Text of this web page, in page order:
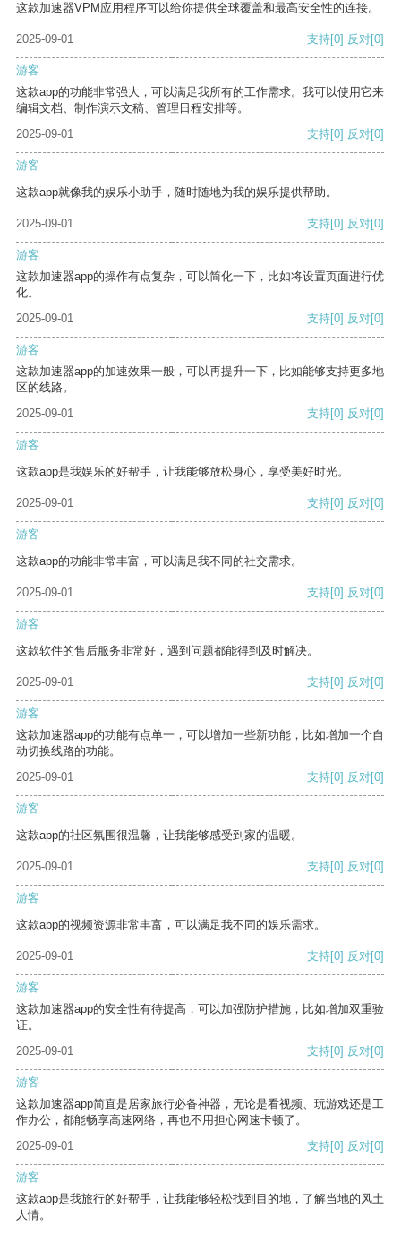
这款加速器VPM应用程序可以给你提供全球覆盖和最高安全性的连接。
2025-09-01 支持[0] 反对[0]
游客
这款app的功能非常强大，可以满足我所有的工作需求。我可以使用它来
编辑文档、制作演示文稿、管理日程安排等。
2025-09-01
支持[0] 反对[0]
游客
这款app就像我的娱乐小助手，随时随地为我的娱乐提供帮助。
2025-09-01 支持[0] 反对[0]
游客
这款加速器app的操作有点复杂，可以简化一下，比如将设置页面进行优
化。
2025-09-01
支持[0] 反对[0]
游客
这款加速器app的加速效果一般，可以再提升一下，比如能够支持更多地
区的线路。
2025-09-01
支持[0] 反对[0]
游客
这款app是我娱乐的好帮手，让我能够放松身心，享受美好时光。
2025-09-01 支持[0] 反对[0]
游客
这款app的功能非常丰富，可以满足我不同的社交需求。
2025-09-01 支持[0] 反对[0]
游客
这款软件的售后服务非常好，遇到问题都能得到及时解决。
2025-09-01 支持[0] 反对[0]
游客
这款加速器app的功能有点单一，可以增加一些新功能，比如增加一个自
动切换线路的功能。
2025-09-01
支持[0] 反对[0]
游客
这款app的社区氛围很温馨，让我能够感受到家的温暖。
2025-09-01 支持[0] 反对[0]
游客
这款app的视频资源非常丰富，可以满足我不同的娱乐需求。
2025-09-01 支持[0] 反对[0]
游客
这款加速器app的安全性有待提高，可以加强防护措施，比如增加双重验
证。
2025-09-01
支持[0] 反对[0]
游客
这款加速器app简直是居家旅行必备神器，无论是看视频、玩游戏还是工
作办公，都能畅享高速网络，再也不用担心网速卡顿了。
2025-09-01
支持[0] 反对[0]
游客
这款app是我旅行的好帮手，让我能够轻松找到目的地，了解当地的风土
人情。